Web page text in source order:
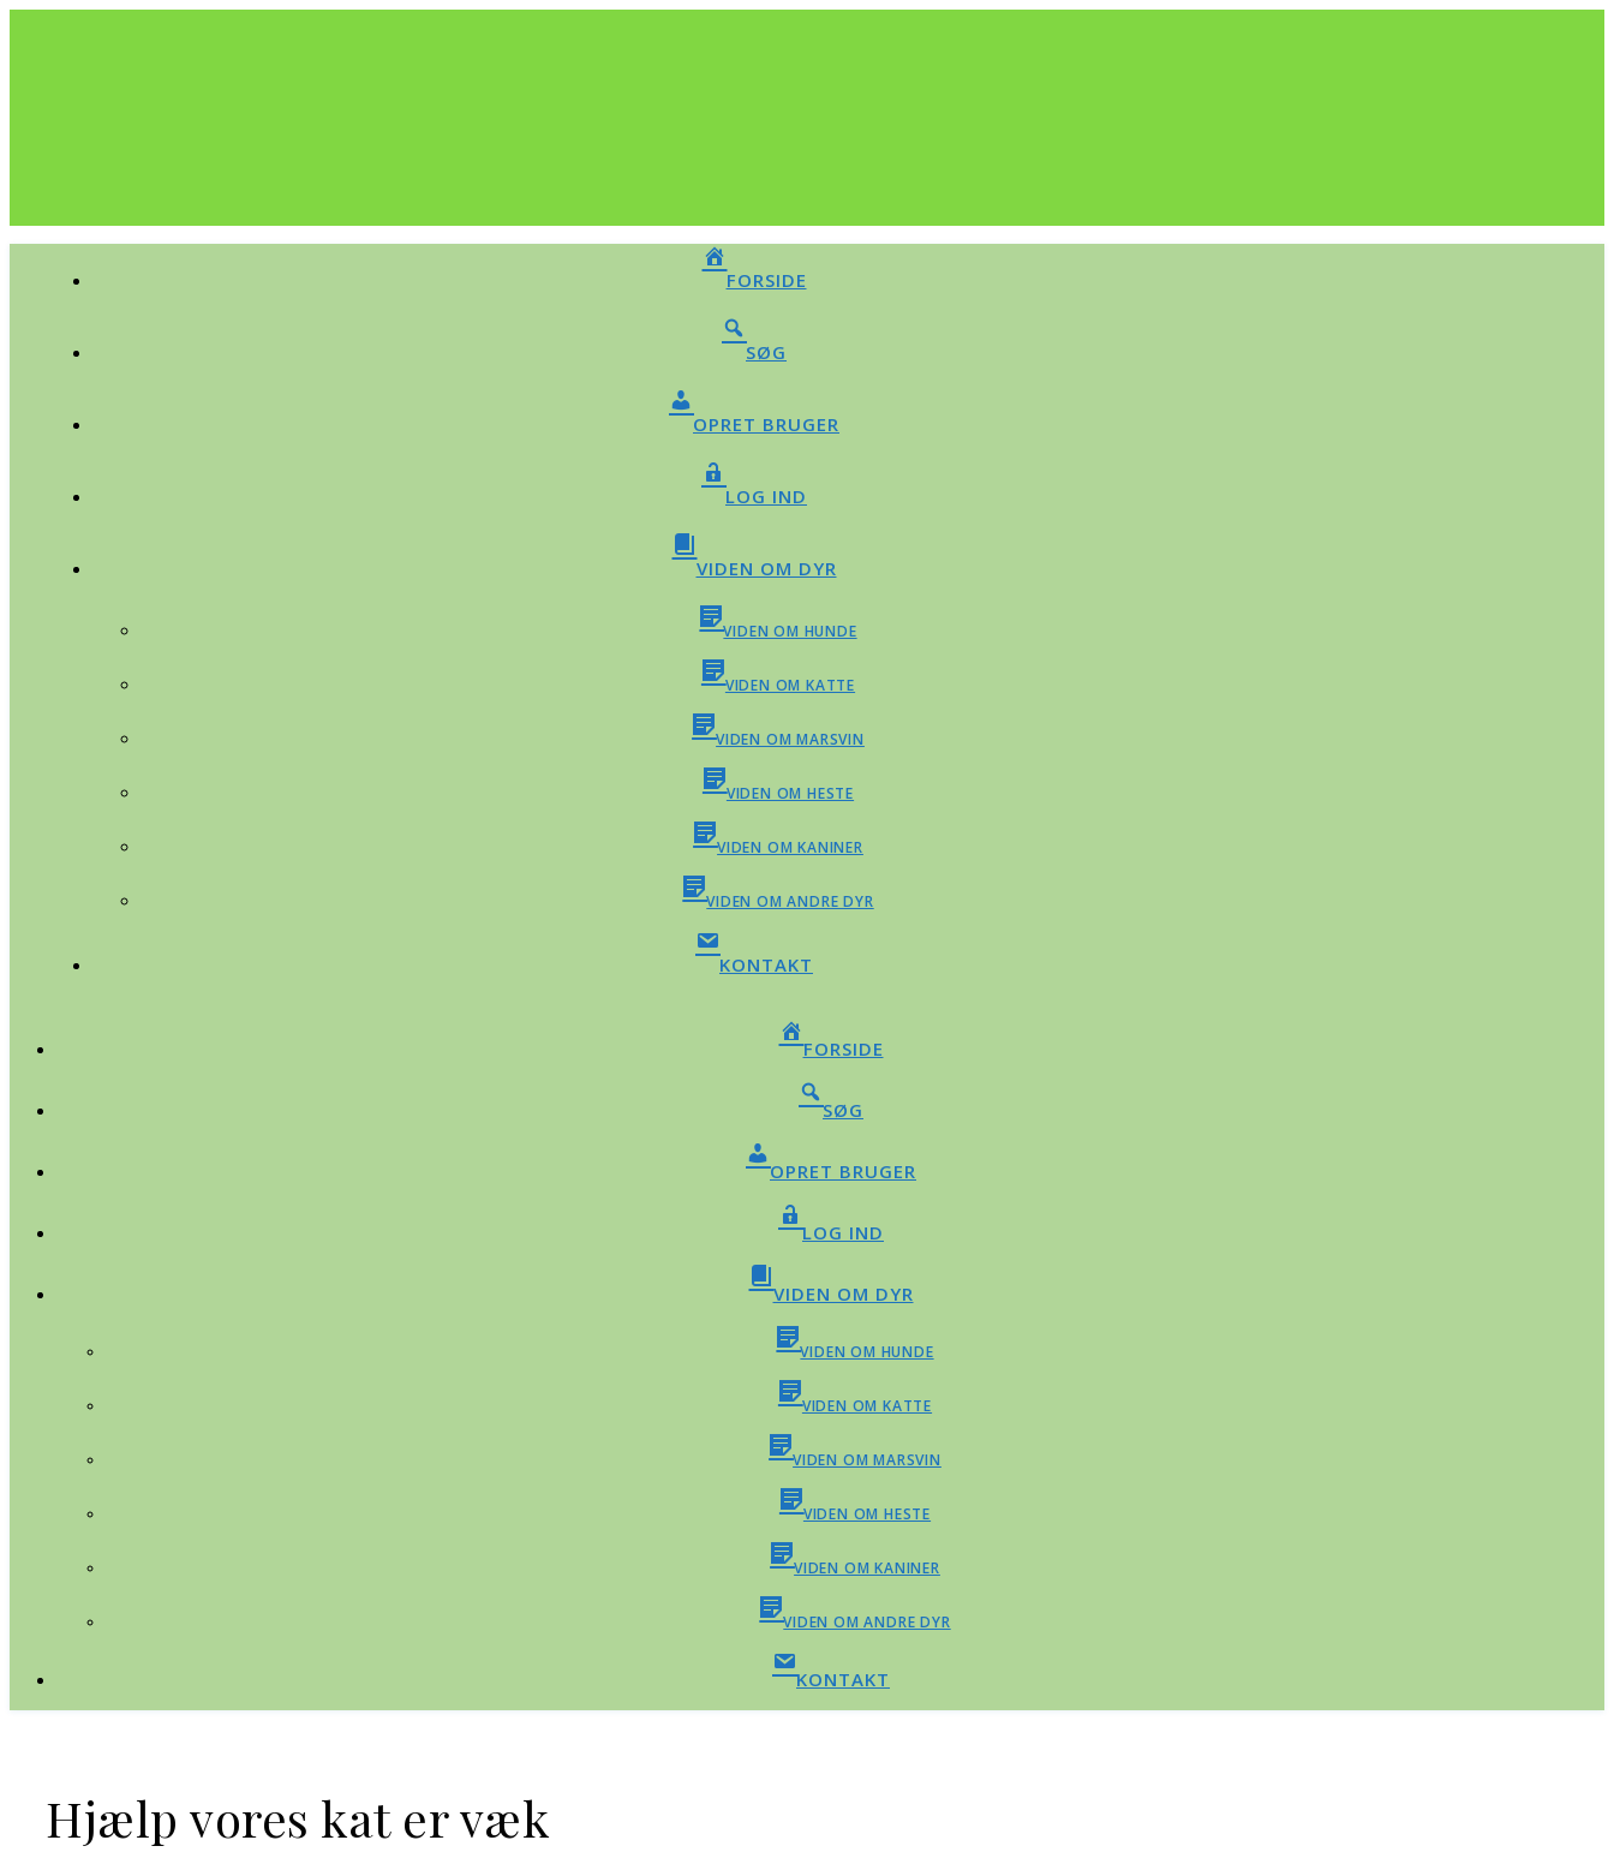
FORSIDE
SØG
OPRET BRUGER
LOG IND
VIDEN OM DYR
VIDEN OM HUNDE
VIDEN OM KATTE
VIDEN OM MARSVIN
VIDEN OM HESTE
VIDEN OM KANINER
VIDEN OM ANDRE DYR
KONTAKT
FORSIDE
SØG
OPRET BRUGER
LOG IND
VIDEN OM DYR
VIDEN OM HUNDE
VIDEN OM KATTE
VIDEN OM MARSVIN
VIDEN OM HESTE
VIDEN OM KANINER
VIDEN OM ANDRE DYR
KONTAKT
Hjælp vores kat er væk